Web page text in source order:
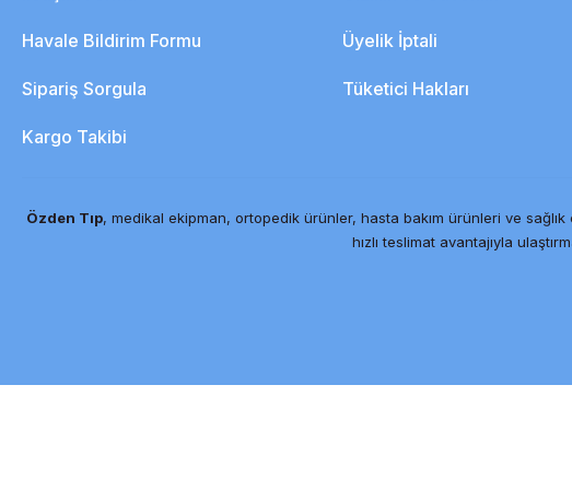
Havale Bildirim Formu
Sipariş Sorgula
Kargo Takibi
Üyelik İptali
Tüketici Hakları
Özden Tıp, medikal ekipman, ortopedik ürünler, hasta bakım ürünleri ve
hızlı teslimat avantajıyla